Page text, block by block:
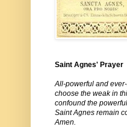
Saint Agnes' Prayer
All-powerful and
choose the weak in
confound the
Saint Agnes remain
Amen.